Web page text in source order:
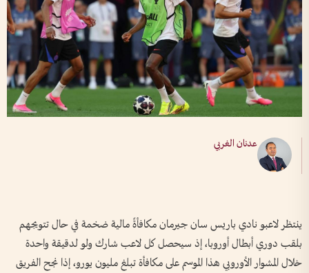
عدنان الغربي
ينتظر لاعبو نادي باريس سان جيرمان مكافأةً مالية ضخمة في حال تتويجهم
بلقب دوري أبطال أوروبا، إذ سيحصل كل لاعب شارك ولو لدقيقة واحدة
خلال المشوار الأوروبي هذا الموسم على مكافأة تبلغ مليون يورو، إذا نجح الفريق